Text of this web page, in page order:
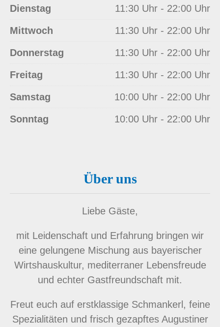
Dienstag 11:30 Uhr - 22:00 Uhr
Mittwoch 11:30 Uhr - 22:00 Uhr
Donnerstag 11:30 Uhr - 22:00 Uhr
Freitag 11:30 Uhr - 22:00 Uhr
Samstag 10:00 Uhr - 22:00 Uhr
Sonntag 10:00 Uhr - 22:00 Uhr
Über uns
Liebe Gäste,
mit Leidenschaft und Erfahrung bringen wir
eine gelungene Mischung aus bayerischer
Wirtshauskultur, mediterraner Lebensfreude
und echter Gastfreundschaft mit.
Freut euch auf erstklassige Schmankerl, feine
Spezialitäten und frisch gezapftes Augustiner